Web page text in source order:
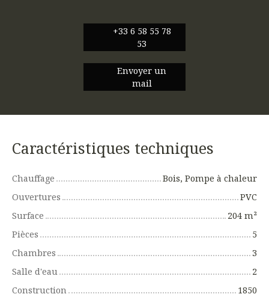
+33 6 58 55 78
53
Envoyer un
mail
Caractéristiques techniques
Chauffage
Bois, Pompe à chaleur
Ouvertures
PVC
Surface
204 m²
Pièces
5
Chambres
3
Salle d'eau
2
Construction
1850